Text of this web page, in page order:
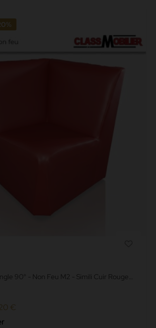
90° - Non Feu M2 - Simili Cuir Rouge
€